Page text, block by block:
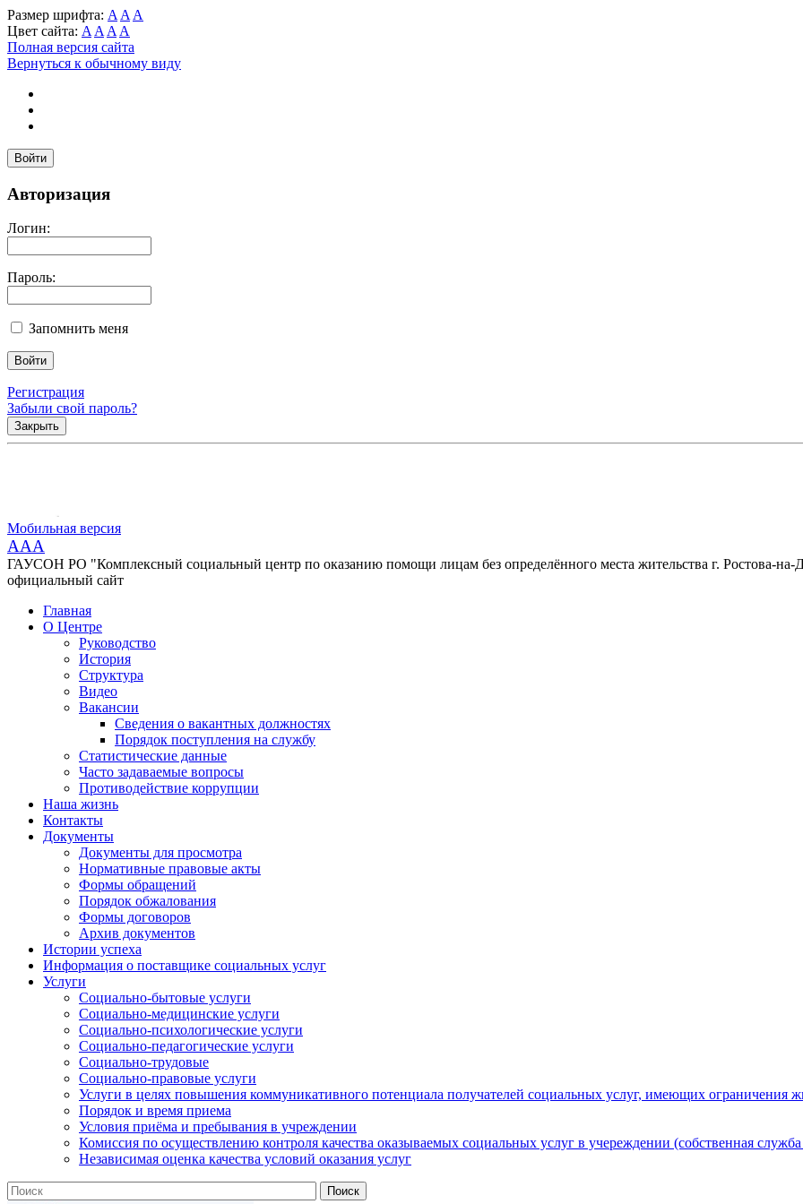
Размер шрифта: A A A
Цвет сайта: A A A A
Полная версия сайта
Вернуться к обычному виду
Войти
Авторизация
Логин:
Пароль:
Запомнить меня
Регистрация
Забыли свой пароль?
Закрыть
Мобильная версия
AAA
ГАУСОН РО "Комплексный социальный центр по оказанию помощи лицам без определённого места жительства г. Ростова-на-
официальный сайт
Главная
О Центре
Руководство
История
Структура
Видео
Вакансии
Сведения о вакантных должностях
Порядок поступления на службу
Статистические данные
Часто задаваемые вопросы
Противодействие коррупции
Наша жизнь
Контакты
Документы
Документы для просмотра
Нормативные правовые акты
Формы обращений
Порядок обжалования
Формы договоров
Архив документов
Истории успеха
Информация о поставщике социальных услуг
Услуги
Социально-бытовые услуги
Социально-медицинские услуги
Социально-психологические услуги
Социально-педагогические услуги
Социально-трудовые
Социально-правовые услуги
Услуги в целях повышения коммуникативного потенциала получателей социальных услуг, имеющих ограничения
Порядок и время приема
Условия приёма и пребывания в учреждении
Комиссия по осуществлению контроля качества оказываемых социальных услуг в учереждении (собственная
Независимая оценка качества условий оказания услуг